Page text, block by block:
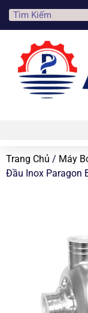
Trang Chủ / Máy
Đầu Inox Paragon